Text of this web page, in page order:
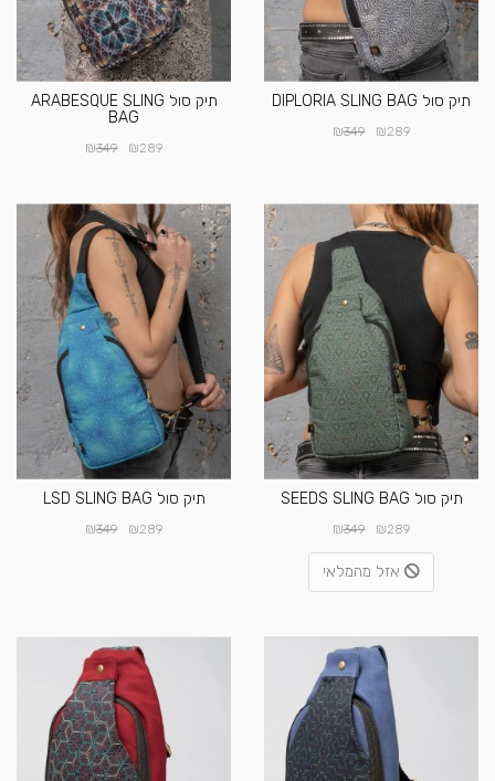
תיק סול DIPLORIA SLING BAG
₪289
₪349
תיק סול ARABESQUE SLING
BAG
₪289
₪349
תיק סול SEEDS SLING BAG
₪289
₪349
אזל מהמלאי
תיק סול LSD SLING BAG
₪289
₪349